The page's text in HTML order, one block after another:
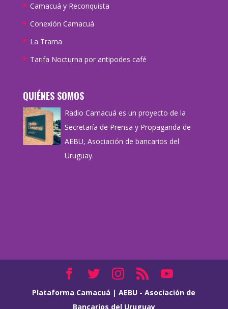
Camacuá y Reconquista
Conexión Camacuá
La Trama
Tarifa Nocturna por antipodes café
QUIÉNES SOMOS
Radio Camacuá es un proyecto de la
Secretaría de Prensa y Propaganda de
AEBU, Asociación de bancarios del
Uruguay.
Plataforma Camacuá |AEBU - Asociación de
Bancarios del Uruguay